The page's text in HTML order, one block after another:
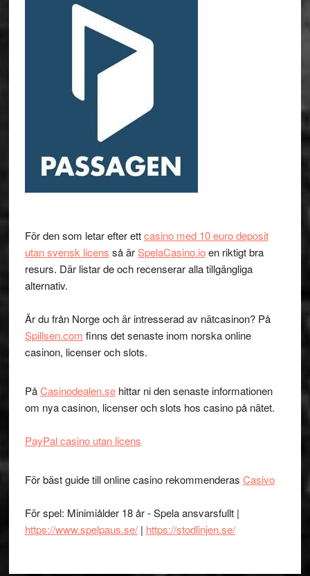
För den som letar efter ettcasino med 10 euro deposit
utan svensk licens så ärSpelaCasino.ioen riktigt bra
resurs. Där listar de och recenserar alla tillgängliga
alternativ.
Är du från Norge och är intresserad av nätcasinon? På
Spillsen.com finns det senaste inom norska online
casinon, licenser och slots.
PåCasinodealen.sehittar ni den senaste informationen
om nya casinon, licenser och slots hos casino på nätet.
PayPal casino utan licens
För bäst guide till online casino rekommenderas Casivo
För spel: Minimiålder 18 år - Spela ansvarsfullt |
https://www.spelpaus.se/| https://stodlinjen.se/